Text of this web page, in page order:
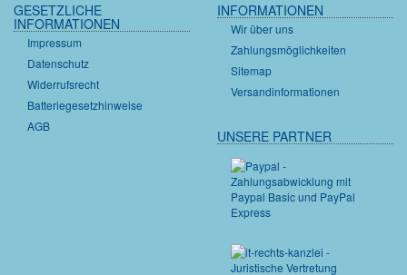
GESETZLICHE
INFORMATIONEN
Impressum
Datenschutz
Widerrufsrecht
Batteriegesetzhinweise
AGB
INFORMATIONEN
Wir über uns
Zahlungsmöglichkeiten
Sitemap
Versandinformationen
UNSERE PARTNER